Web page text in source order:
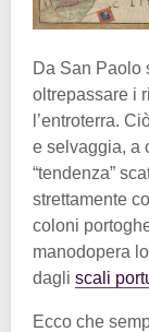
Da San Paolo
oltrepassare i
l’entroterra.
e selvaggia, a
“tendenza”
strettamente
coloni
manodopera
dagli scali
Ecco che